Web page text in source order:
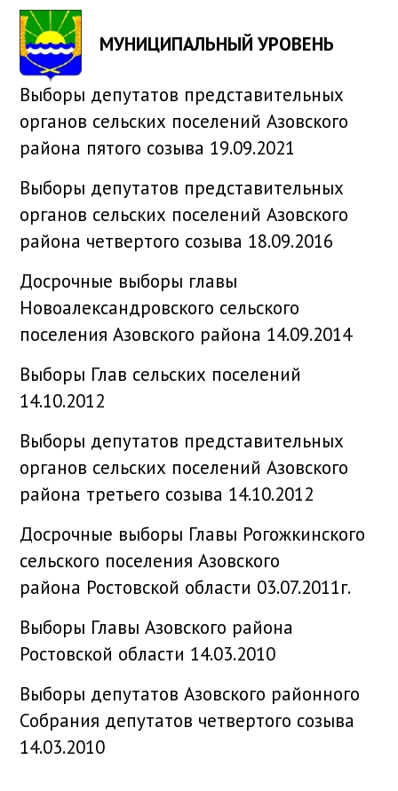
МУНИЦИПАЛЬНЫЙ УРОВЕНЬ
Выборы депутатов представительных
органов сельских поселений Азовского
района пятого созыва 19.09.2021
Выборы депутатов представительных
органов сельских поселений Азовского
района четвертого созыва 18.09.2016
Досрочные выборы главы
Новоалександровского сельского
поселения Азовского района 14.09.2014
Выборы Глав сельских поселений
14.10.2012
Выборы депутатов представительных
органов сельских поселений Азовского
района третьего созыва 14.10.2012
Досрочные выборы Главы Рогожкинского
сельского поселения Азовского
района Ростовской области 03.07.2011г.
Выборы Главы Азовского района
Ростовской области 14.03.2010
Выборы депутатов Азовского районного
Собрания депутатов четвертого созыва
14.03.2010